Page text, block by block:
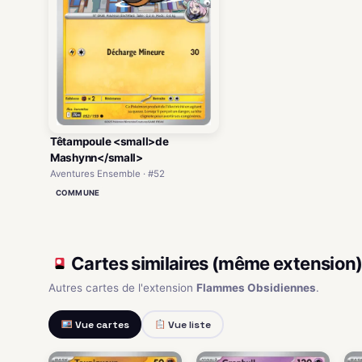
Têtampoule <small>de
Mashynn</small>
Aventures Ensemble · #52
COMMUNE
Cartes similaires (même extension)
Autres cartes de l'extension Flammes Obsidiennes.
Vue cartes Vue liste